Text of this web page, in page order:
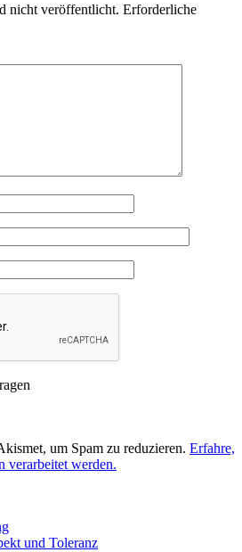
nicht veröffentlicht. Erforderliche
um Spam zu reduzieren. Erfahre,
verarbeitet werden.
und Toleranz